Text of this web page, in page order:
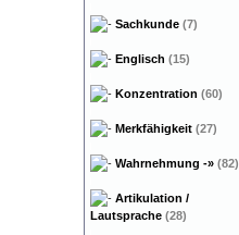
Sachkunde (7)
Englisch (15)
Konzentration (60)
Merkfähigkeit (27)
Wahrnehmung -» (82)
Artikulation /
Lautsprache (28)